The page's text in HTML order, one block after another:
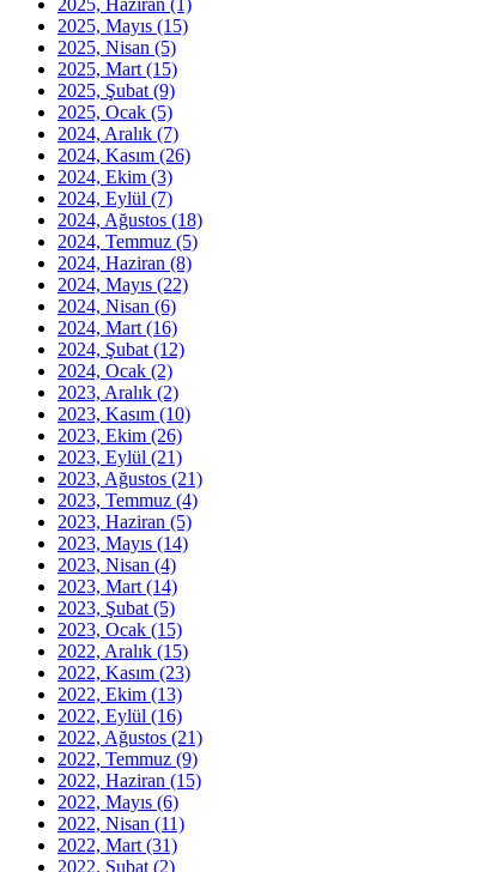
2025, Mayıs (15)
2025, Nisan (5)
2025, Mart (15)
2025, Şubat (9)
2025, Ocak (5)
2024, Aralık (7)
2024, Kasım (26)
2024, Ekim (3)
2024, Eylül (7)
2024, Ağustos (18)
2024, Temmuz (5)
2024, Haziran (8)
2024, Mayıs (22)
2024, Nisan (6)
2024, Mart (16)
2024, Şubat (12)
2024, Ocak (2)
2023, Aralık (2)
2023, Kasım (10)
2023, Ekim (26)
2023, Eylül (21)
2023, Ağustos (21)
2023, Temmuz (4)
2023, Haziran (5)
2023, Mayıs (14)
2023, Nisan (4)
2023, Mart (14)
2023, Şubat (5)
2023, Ocak (15)
2022, Aralık (15)
2022, Kasım (23)
2022, Ekim (13)
2022, Eylül (16)
2022, Ağustos (21)
2022, Temmuz (9)
2022, Haziran (15)
2022, Mayıs (6)
2022, Nisan (11)
2022, Mart (31)
2022, Şubat (2)